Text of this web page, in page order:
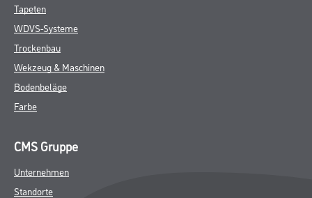
Tapeten
WDVS-Systeme
Trockenbau
Wekzeug & Maschinen
Bodenbeläge
Farbe
CMS Gruppe
Unternehmen
Standorte